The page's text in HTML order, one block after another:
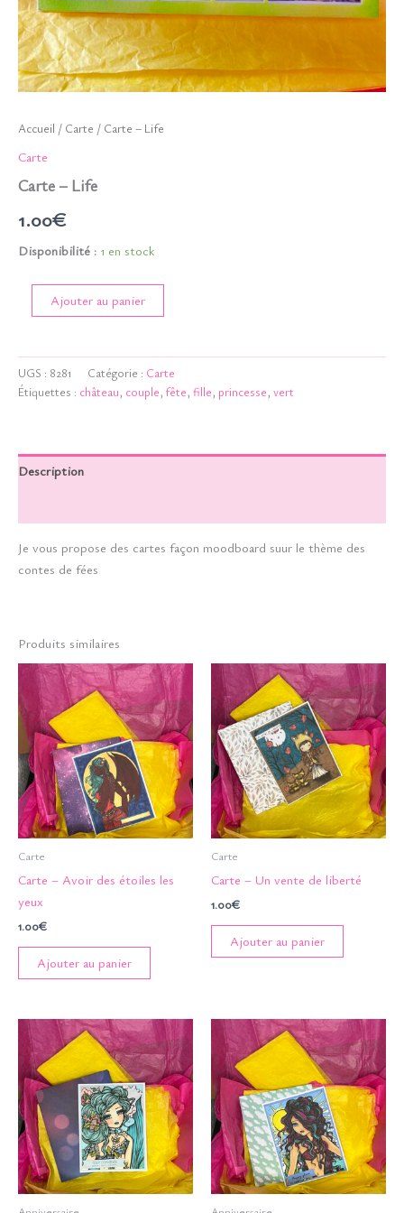
Accueil / Carte / Carte – Life
Carte
Carte – Life
1.00€
Disponibilité : 1 en stock
Ajouter au panier
UGS : 8281 Catégorie : Carte
Étiquettes : château, couple, fête, fille, princesse, vert
Description
Je vous propose des cartes façon moodboard suur le thème des
contes de fées
Produits similaires
Carte
Carte – Avoir des étoiles les
yeux
1.00€
Ajouter au panier
Carte
Carte – Un vente de liberté
1.00€
Ajouter au panier